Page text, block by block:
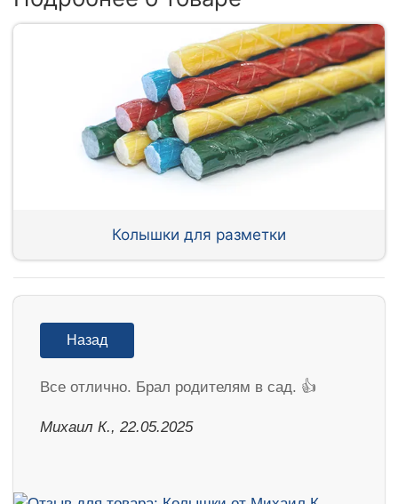
Колышки для разметки
Назад
Все отлично. Брал родителям в сад. 👍
Михаил К., 22.05.2025